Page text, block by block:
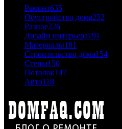
Ремонт635
Обустройство дома252
Разное226
Дизайн интерьера191
Материалы181
Строительство дома154
Стены150
Потолок147
Авто118